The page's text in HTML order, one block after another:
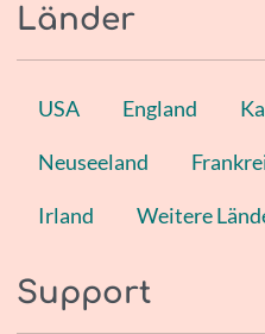
Länder
USA England
Neuseeland
Irland Weitere
Support